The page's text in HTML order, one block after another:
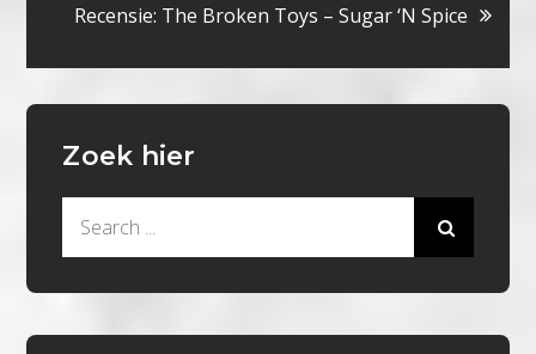
Recensie: The Broken Toys – Sugar ‘N Spice
Zoek hier